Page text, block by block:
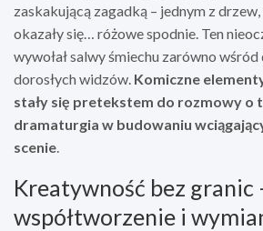
zaskakującą zagadką – jednym z
okazały się… różowe spodnie. Ten
wywołał salwy śmiechu zarówno
dorosłych widzów. Komiczne
stały się pretekstem do rozmowy o
dramaturgia w budowaniu
scenie.
Kreatywność bez granic
współtworzenie i